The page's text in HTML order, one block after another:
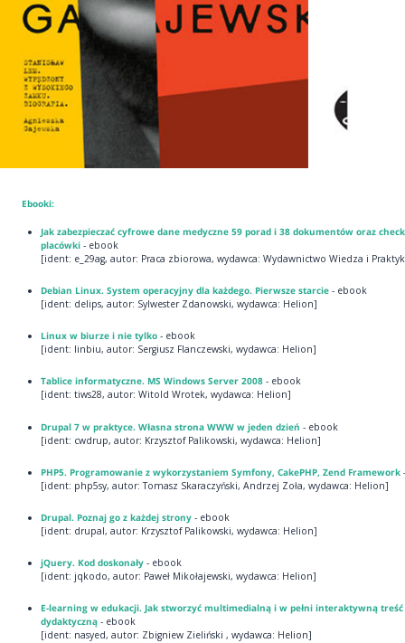
Ebooki:
Jak zabezpieczać cyfrowe dane medyczne 59 porad i 38 dokumentów oraz
placówki- ebook
[ident: e_29ag, autor: Praca zbiorowa, wydawca: Wydawnictwo Wiedza i
Debian Linux. System operacyjny dla każdego. Pierwsze starcie- ebook
[ident: delips, autor: Sylwester Zdanowski, wydawca: Helion]
Linux w biurze i nie tylko- ebook
[ident: linbiu, autor: Sergiusz Flanczewski, wydawca: Helion]
Tablice informatyczne. MS Windows Server 2008- ebook
[ident: tiws28, autor: Witold Wrotek, wydawca: Helion]
Drupal 7 w praktyce. Własna strona WWW w jeden dzień - ebook
[ident: cwdrup, autor: Krzysztof Palikowski, wydawca: Helion]
PHP5. Programowanie z wykorzystaniem Symfony, CakePHP, Zend Framework
[ident: php5sy, autor: Tomasz Skaraczyński, Andrzej Zoła, wydawca: Helion]
Drupal. Poznaj go z każdej strony- ebook
[ident: drupal, autor: Krzysztof Palikowski, wydawca: Helion]
jQuery. Kod doskonały- ebook
[ident: jqkodo, autor: Paweł Mikołajewski, wydawca: Helion]
E-learning w edukacji. Jak stworzyć multimedialną i w pełni interaktywną treść
dydaktyczną- ebook
[ident: nasyed, autor: Zbigniew Zieliński , wydawca: Helion]